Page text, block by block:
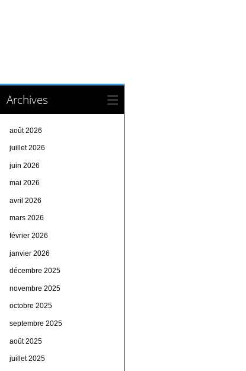
Archives
août 2026
juillet 2026
juin 2026
mai 2026
avril 2026
mars 2026
février 2026
janvier 2026
décembre 2025
novembre 2025
octobre 2025
septembre 2025
août 2025
juillet 2025